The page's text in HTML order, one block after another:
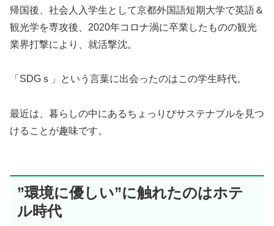
帰国後、社会人入学生として京都外国語短期大学で英語＆
観光学を専攻後、2020年コロナ渦に卒業したものの観光
業界打撃により、就活撃沈。
「SDGｓ」という言葉に出会ったのはこの学生時代。
最近は、暮らしの中にあるちょっりぴサステナブルを見つ
けることが趣味です。
”環境に優しい”に触れたのはホテ
ル時代